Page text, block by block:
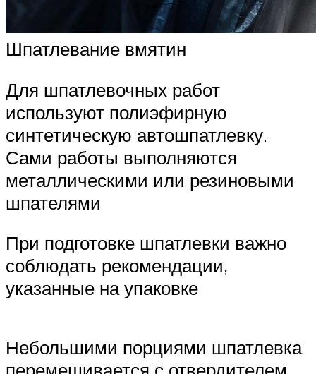
Шпатлевание вмятин
Для шпатлевочных работ
используют полиэфирную
синтетическую автошпатлевку.
Сами работы выполняются
металлическими или резиновыми
шпателями
При подготовке шпатлевки важно
соблюдать рекомендации,
указанные на упаковке
Небольшими порциями шпатлевка